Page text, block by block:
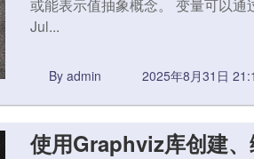
或能表示值抽象概念。 变量可以通
Jul...
By admin 2025年8月31日
使用Graphviz库创建